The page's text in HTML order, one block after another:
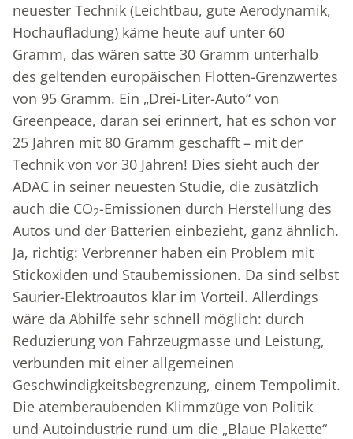
neuester Technik (Leichtbau, gute Aerodynamik,
Hochaufladung) käme heute auf unter 60
Gramm, das wären satte 30 Gramm unterhalb
des geltenden europäischen Flotten-Grenzwertes
von 95 Gramm. Ein „Drei-Liter-Auto“ von
Greenpeace, daran sei erinnert, hat es schon vor
25 Jahren mit 80 Gramm geschafft – mit der
Technik von vor 30 Jahren! Dies sieht auch der
ADAC in seiner neuesten Studie, die zusätzlich
auch die CO2-Emissionen durch Herstellung des
Autos und der Batterien einbezieht, ganz ähnlich.
Ja, richtig: Verbrenner haben ein Problem mit
Stickoxiden und Staubemissionen. Da sind selbst
Saurier-Elektroautos klar im Vorteil. Allerdings
wäre da Abhilfe sehr schnell möglich: durch
Reduzierung von Fahrzeugmasse und Leistung,
verbunden mit einer allgemeinen
Geschwindigkeitsbegrenzung, einem Tempolimit.
Die atemberaubenden Klimmzüge von Politik
und Autoindustrie rund um die „Blaue Plakette“